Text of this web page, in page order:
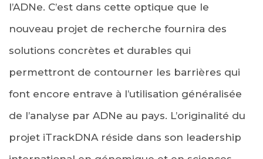
l’ADNe. C’est dans cette optique que le
nouveau projet de recherche fournira des
solutions concrètes et durables qui
permettront de contourner les barrières qui
font encore entrave à l’utilisation généralisée
de l’analyse par ADNe au pays. L’originalité du
projet iTrackDNA réside dans son leadership